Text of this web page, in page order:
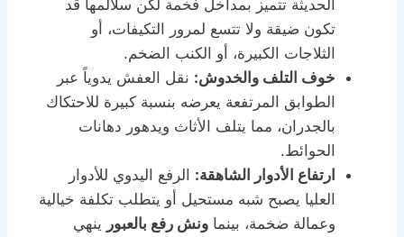
الحديثة تتميز بمداخل فخمة لكن سلالمها قد
تكون ضيقة ولا تتسع لمرور التكيفات، أو
الثلاجات الكبيرة، أو الكنب الضخم.
خوف التلف والخدوش: نقل العفش يدوياً عبر
الطوابق المرتفعة يعرضه بنسبة كبيرة للاحتكاك
بالجدران، مما يتلف الأثاث ويدهور دهانات
الحوائط.
ارتفاع الأدوار الشاهقة: الرفع اليدوي للأدوار
العليا يصبح شبه مستحيل أو يتطلب تكلفة خيالية
وعمالة ضخمة، بينما ونش رفع بالعبور ينهي